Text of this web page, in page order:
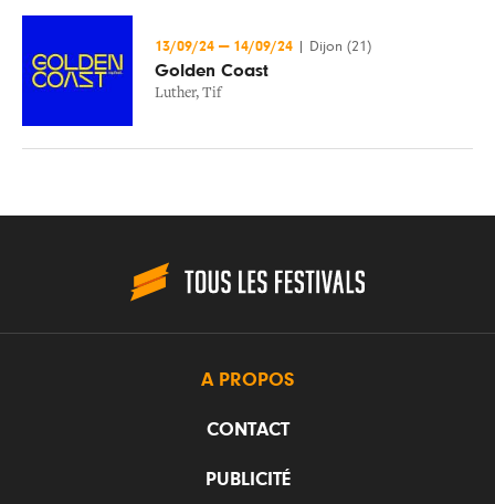
13/09/24 — 14/09/24 Dijon (21)
Golden Coast
Luther, Tif
A PROPOS
CONTACT
PUBLICITÉ